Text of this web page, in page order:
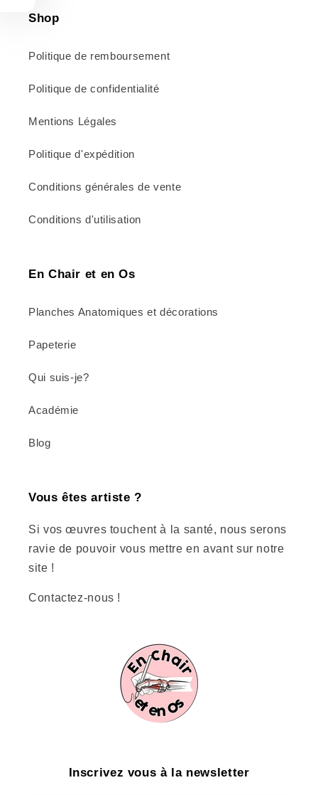
Shop
Politique de remboursement
Politique de confidentialité
Mentions Légales
Politique d'expédition
Conditions générales de vente
Conditions d'utilisation
En Chair et en Os
Planches Anatomiques et décorations
Papeterie
Qui suis-je?
Académie
Blog
Vous êtes artiste ?
Si vos œuvres touchent à la santé, nous serons
ravie de pouvoir vous mettre en avant sur notre
site !
Contactez-nous !
Inscrivez vous à la newsletter